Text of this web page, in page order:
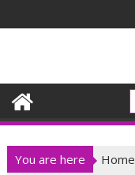
to
You are here Home